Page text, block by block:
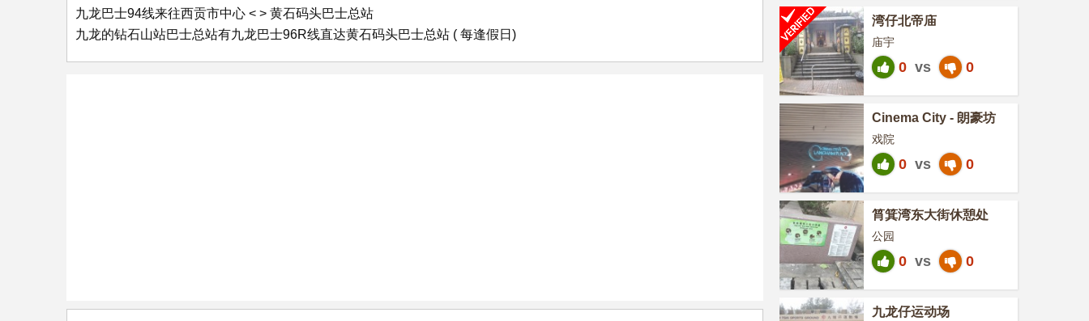
九龙巴士94线来往西贡市中心 < > 黄石码头巴士总站
九龙的钻石山站巴士总站有九龙巴士96R线直达黄石码头巴士总站 ( 每逢假日)
湾仔北帝庙
庙宇
0 vs 0
Cinema City - 朗豪坊
戏院
0 vs 0
筲箕湾东大街休憩处
公园
0 vs 0
九龙仔运动场